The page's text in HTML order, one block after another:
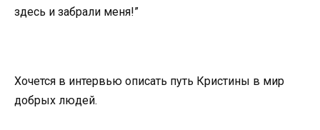
здесь и забрали меня!”
Хочется в интервью описать путь Кристины в мир
добрых людей.